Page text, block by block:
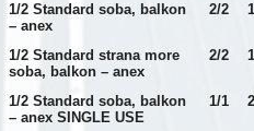
1/2 Standard soba, balkon
– anex
2/2
1/2 Standard strana more
soba, balkon – anex
2/2
1/2 Standard soba, balkon
– anex SINGLE USE
1/1